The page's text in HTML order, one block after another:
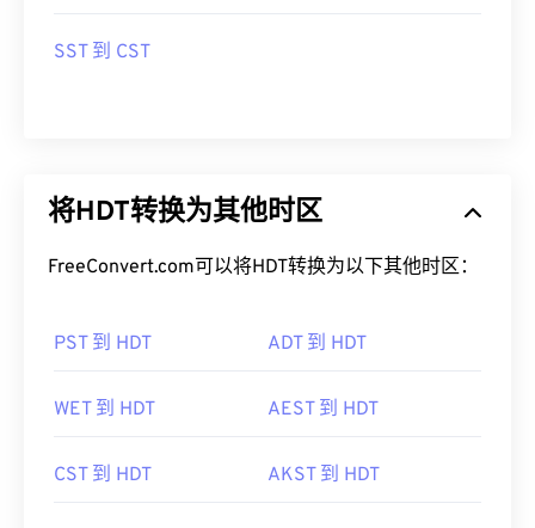
SST 到 CST
将HDT转换为其他时区
FreeConvert.com可以将HDT转换为以下其他时区：
PST 到 HDT ADT 到 HDT
WET 到 HDT AEST 到 HDT
CST 到 HDT AKST 到 HDT